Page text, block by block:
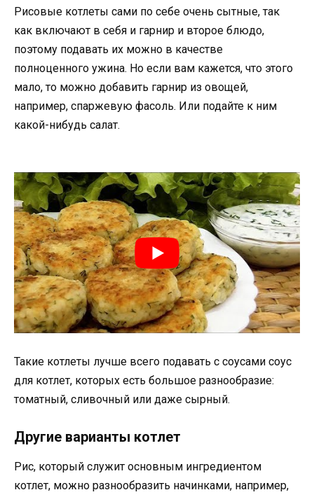
Рисовые котлеты сами по себе очень сытные, так
как включают в себя и гарнир и второе блюдо,
поэтому подавать их можно в качестве
полноценного ужина. Но если вам кажется, что этого
мало, то можно добавить гарнир из овощей,
например, спаржевую фасоль. Или подайте к ним
какой-нибудь салат.
Такие котлеты лучше всего подавать с соусами соус
для котлет, которых есть большое разнообразие:
томатный, сливочный или даже сырный.
Другие варианты котлет
Рис, который служит основным ингредиентом
котлет, можно разнообразить начинками, например,